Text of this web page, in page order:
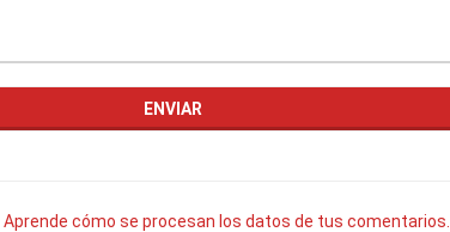
Aprende cómo se procesan los datos de tus comentarios.